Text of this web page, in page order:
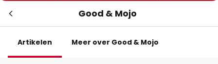
Good & Mojo
Artikelen Meer over Good & Mojo